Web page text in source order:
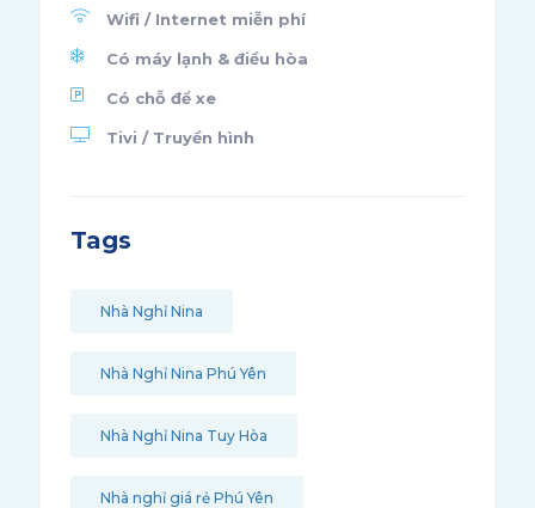
Wifi / Internet miễn phí
Có máy lạnh & điều hòa
Có chỗ để xe
Tivi / Truyền hình
Tags
Nhà Nghỉ Nina
Nhà Nghỉ Nina Phú Yên
Nhà Nghỉ Nina Tuy Hòa
Nhà nghỉ giá rẻ Phú Yên